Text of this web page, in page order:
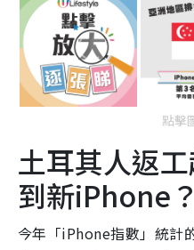
點擊
土耳其人返
到新iPhone？
今年「iPhone指數」統計